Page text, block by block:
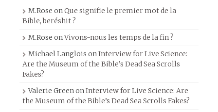
M.Rose onQue signifie le premier mot de la
Bible, beréshit ?
M.Rose onVivons-nous les temps de la fin ?
Michael Langlois onInterview for Live Science:
Are the Museum of the Bible’s Dead Sea Scrolls
Fakes?
Valerie GreenonInterview for Live Science: Are
the Museum of the Bible’s Dead Sea Scrolls Fakes?